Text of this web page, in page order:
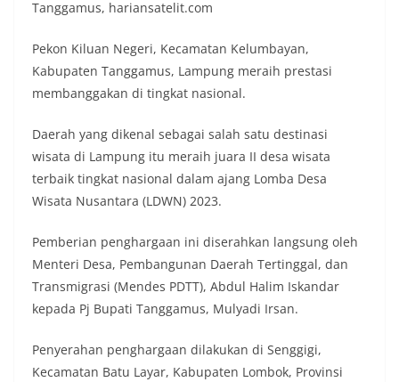
Tanggamus, hariansatelit.com
Pekon Kiluan Negeri, Kecamatan Kelumbayan,
Kabupaten Tanggamus, Lampung meraih prestasi
membanggakan di tingkat nasional.
Daerah yang dikenal sebagai salah satu destinasi
wisata di Lampung itu meraih juara II desa wisata
terbaik tingkat nasional dalam ajang Lomba Desa
Wisata Nusantara (LDWN) 2023.
Pemberian penghargaan ini diserahkan langsung oleh
Menteri Desa, Pembangunan Daerah Tertinggal, dan
Transmigrasi (Mendes PDTT), Abdul Halim Iskandar
kepada Pj Bupati Tanggamus, Mulyadi Irsan.
Penyerahan penghargaan dilakukan di Senggigi,
Kecamatan Batu Layar, Kabupaten Lombok, Provinsi